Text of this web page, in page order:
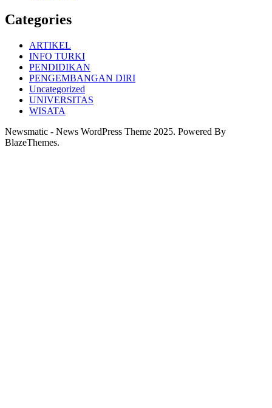
Categories
ARTIKEL
INFO TURKI
PENDIDIKAN
PENGEMBANGAN DIRI
Uncategorized
UNIVERSITAS
WISATA
Newsmatic - News WordPress Theme 2025. Powered By
BlazeThemes.